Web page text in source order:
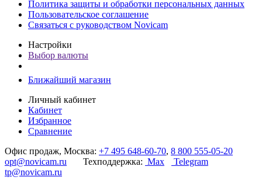
Политика защиты и обработки персональных данных
Пользовательское соглашение
Связаться с руководством Novicam
Настройки
Выбор валюты
Ближайший магазин
Личный кабинет
Кабинет
Избранное
Сравнение
Офис продаж, Москва: +7 495 648-60-70, 8 800 555-05-20
opt@novicam.ru Техподдержка: Max
Telegram
tp@novicam.ru